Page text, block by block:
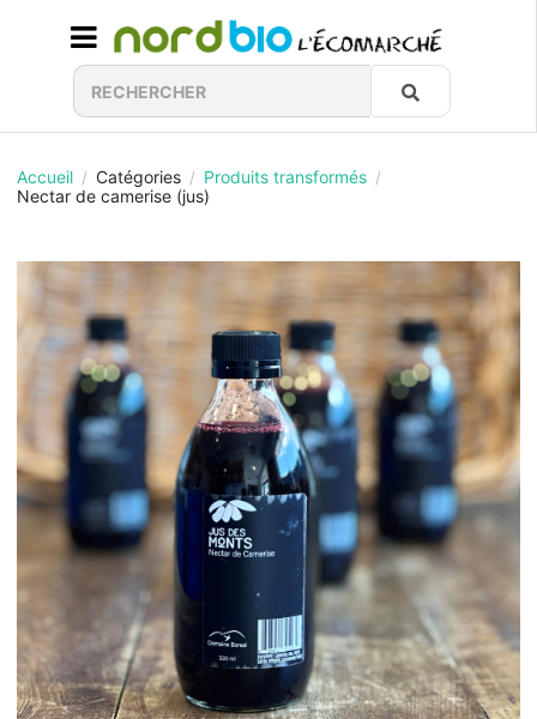
Accueil / Catégories / Produits transformés /
Nectar de camerise (jus)